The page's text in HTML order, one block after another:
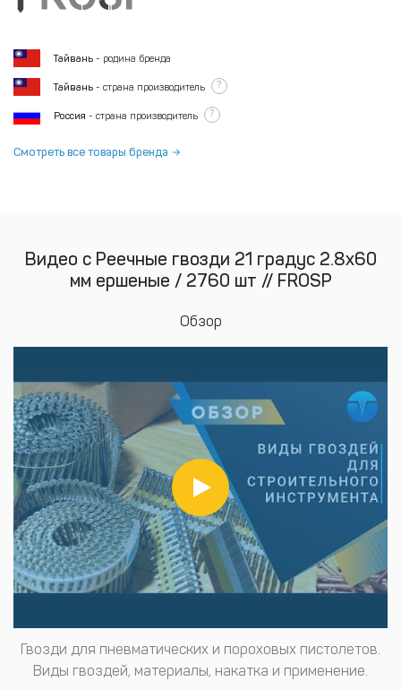
Тайвань - родина бренда
Тайвань - страна производитель ?
Россия - страна производитель ?
Смотреть все товары бренда
Видео с Реечные гвозди 21 градус 2.8х60
мм ершеные / 2760 шт // FROSP
Обзор
Гвозди для пневматических и пороховых пистолетов.
Виды гвоздей, материалы, накатка и применение.